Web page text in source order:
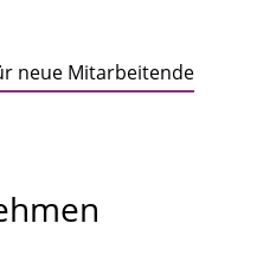
neue Mitarbeitende